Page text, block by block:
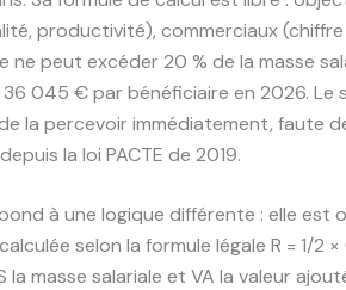
productivité), commerciaux (chiffre
ne peut excéder 20 % de la masse
36 045 € par bénéficiaire en 2026.
la percevoir immédiatement, faute
la loi PACTE de 2019.
à une logique différente : elle
selon la formule légale R = 1/2
la masse salariale et VA la valeur